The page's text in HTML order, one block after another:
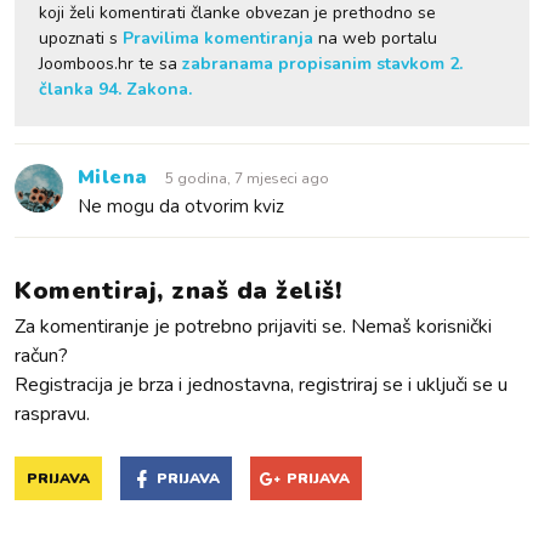
koji želi komentirati članke obvezan je prethodno se
upoznati s Pravilima komentiranja na web portalu
Joomboos.hr te sa zabranama propisanim stavkom 2.
članka 94. Zakona.
Milena 5 godina, 7 mjeseci ago
Ne mogu da otvorim kviz
Komentiraj, znaš da želiš!
Za komentiranje je potrebno prijaviti se. Nemaš korisnički
račun?
Registracija je brza i jednostavna, registriraj se i uključi se u
raspravu.
PRIJAVA PRIJAVA PRIJAVA